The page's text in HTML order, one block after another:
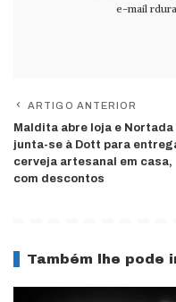
e-mail
ARTIGO ANTERIOR
Maldita abre loja e Nortada
junta-se à Dott para
cerveja artesanal em casa,
com descontos
Também lhe pode